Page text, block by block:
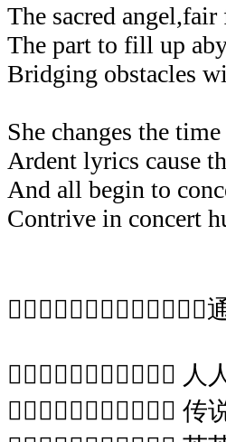
The sacred
The part to fill up
Bridging obstacles
She changes the
Ardent lyrics cause
And all begin to
Contrive in concert

 人
 传